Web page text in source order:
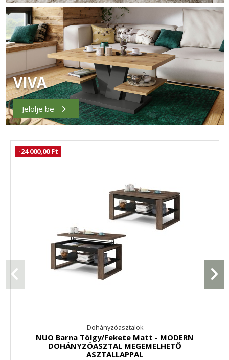
VIVA
Jelölje be
-24 000,00 Ft
Dohányzóasztalok
NUO Barna Tölgy/Fekete Matt - MODERN
DOHÁNYZÓASZTAL MEGEMELHETŐ
ASZTALLAPPAL